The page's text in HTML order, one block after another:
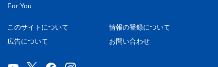
For You
このサイトについて
情報の登録について
広告について
お問い合わせ